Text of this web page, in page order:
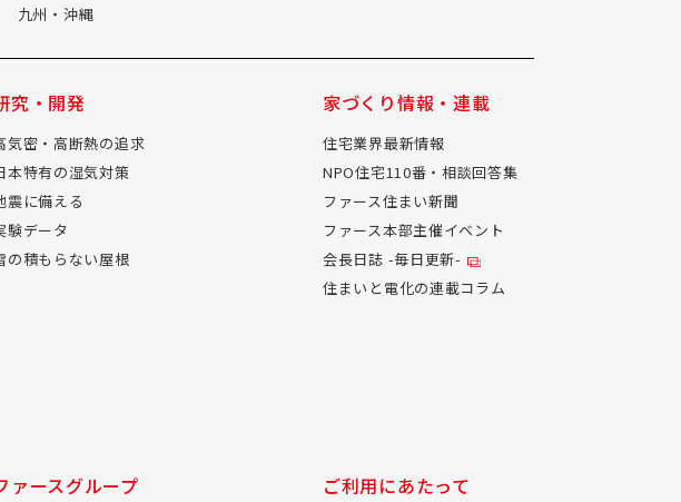
九州・沖縄
究・開発
気密・高断熱の追求
本特有の湿気対策
震に備える
験データ
の積もらない屋根
家づくり情報・連載
住宅業界最新情報
NPO住宅110番・相談回答集
ファース住まい新聞
ファース本部主催イベント
会長日誌 -毎日更新-
住まいと電化の連載コラム
ァースグループ ご利用にあたって